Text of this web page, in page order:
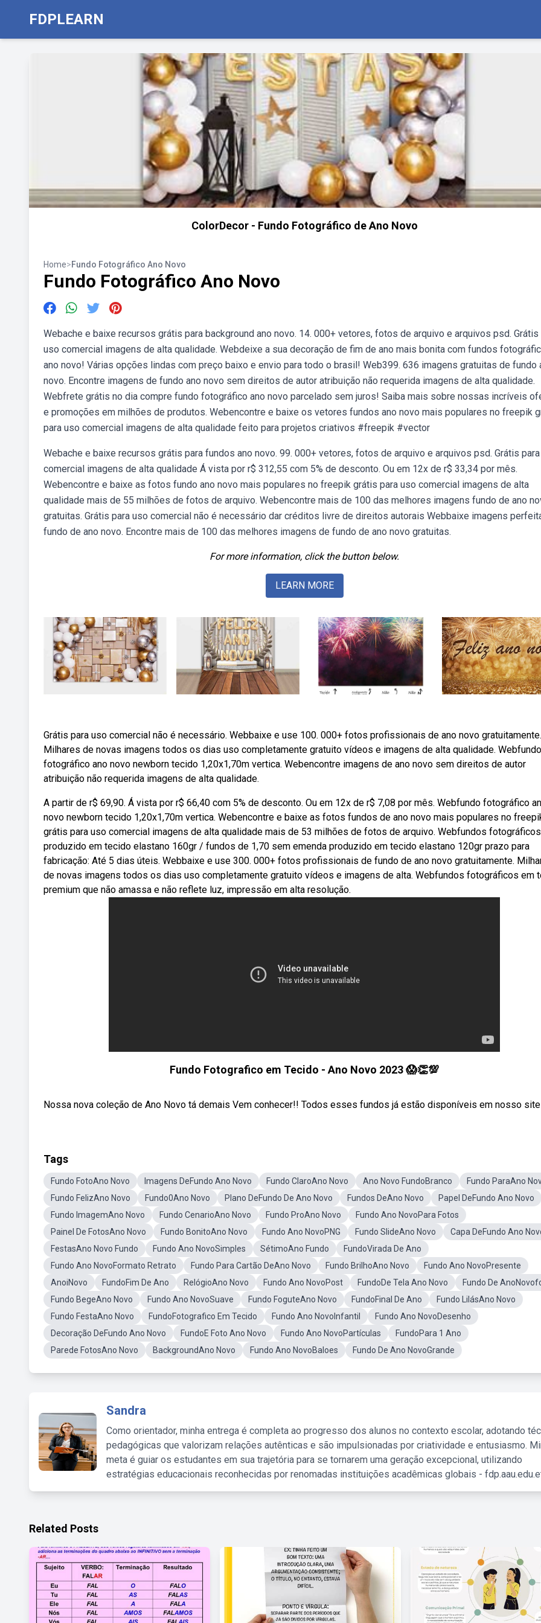
FDPLEARN
ColorDecor - Fundo Fotográfico de Ano Novo
Home>Fundo Fotográfico Ano Novo
Fundo Fotográfico Ano Novo
Webache e baixe recursos grátis para background ano novo. 14. 000+ vetores, fotos de arquivo e arquivos psd. Grátis
uso comercial imagens de alta qualidade. Webdeixe a sua decoração de fim de ano mais bonita com fundos
ano novo! Várias opções lindas com preço baixo e envio para todo o brasil! Web399. 636 imagens gratuitas de fundo
novo. Encontre imagens de fundo ano novo sem direitos de autor atribuição não requerida imagens de alta qualidade.
Webfrete grátis no dia compre fundo fotográfico ano novo parcelado sem juros! Saiba mais sobre nossas incríveis
e promoções em milhões de produtos. Webencontre e baixe os vetores fundos ano novo mais populares no freepik
para uso comercial imagens de alta qualidade feito para projetos criativos #freepik #vector
Webache e baixe recursos grátis para fundos ano novo. 99. 000+ vetores, fotos de arquivo e arquivos psd. Grátis
comercial imagens de alta qualidade Á vista por r$ 312,55 com 5% de desconto. Ou em 12x de r$ 33,34 por mês.
Webencontre e baixe as fotos fundo ano novo mais populares no freepik grátis para uso comercial imagens de alta
qualidade mais de 55 milhões de fotos de arquivo. Webencontre mais de 100 das melhores imagens fundo de ano
gratuitas. Grátis para uso comercial não é necessário dar créditos livre de direitos autorais Webbaixe imagens
fundo de ano novo. Encontre mais de 100 das melhores imagens de fundo de ano novo gratuitas.
For more information, click the button below.
LEARN MORE
Grátis para uso comercial não é necessário. Webbaixe e use 100. 000+ fotos profissionais de ano novo gratuitamente.
Milhares de novas imagens todos os dias uso completamente gratuito vídeos e imagens de alta qualidade. Webfundo
fotográfico ano novo newborn tecido 1,20x1,70m vertica. Webencontre imagens de ano novo sem direitos de autor
atribuição não requerida imagens de alta qualidade.
A partir de r$ 69,90. Á vista por r$ 66,40 com 5% de desconto. Ou em 12x de r$ 7,08 por mês. Webfundo fotográfico
novo newborn tecido 1,20x1,70m vertica. Webencontre e baixe as fotos fundos de ano novo mais populares no
grátis para uso comercial imagens de alta qualidade mais de 53 milhões de fotos de arquivo. Webfundos fotográficos
produzido em tecido elastano 160gr / fundos de 1,70 sem emenda produzido em tecido elastano 120gr prazo para
fabricação: Até 5 dias úteis. Webbaixe e use 300. 000+ fotos profissionais de fundo de ano novo gratuitamente.
de novas imagens todos os dias uso completamente gratuito vídeos e imagens de alta. Webfundos fotográficos em
premium que não amassa e não reflete luz, impressão em alta resolução.
Fundo Fotografico em Tecido - Ano Novo 2023 😱👏💯
Nossa nova coleção de Ano Novo tá demais Vem conhecer!! Todos esses fundos já estão disponíveis em nosso
Tags
Fundo FotoAno Novo Imagens DeFundo Ano Novo Fundo ClaroAno Novo Ano Novo FundoBranco
Fundo ParaAno
Fundo FelizAno Novo
Fundo0Ano Novo Plano DeFundo De Ano Novo Fundos DeAno Novo
Papel DeFundo Ano Novo
Fundo ImagemAno Novo
Fundo CenarioAno Novo Fundo ProAno Novo
Fundo Ano NovoPara Fotos
Painel De FotosAno Novo
Fundo BonitoAno Novo Fundo Ano NovoPNG Fundo SlideAno Novo
Capa DeFundo Ano
FestasAno Novo Fundo
Fundo Ano NovoSimples SétimoAno Fundo
FundoVirada De Ano
Fundo Ano NovoFormato Retrato
Fundo Para Cartão DeAno Novo Fundo BrilhoAno Novo
Fundo Ano NovoPresente
AnoiNovo
FundoFim De Ano RelógioAno Novo Fundo Ano NovoPost FundoDe Tela Ano Novo
Fundo De
Fundo BegeAno Novo
Fundo Ano NovoSuave Fundo FoguteAno Novo FundoFinal De Ano
Fundo LilásAno Novo
Fundo FestaAno Novo
FundoFotografico Em Tecido Fundo Ano NovoInfantil
Fundo Ano NovoDesenho
Decoração DeFundo Ano Novo
FundoE Foto Ano Novo Fundo Ano NovoPartículas
FundoPara 1 Ano
Parede FotosAno Novo
BackgroundAno Novo Fundo Ano NovoBaloes Fundo De Ano NovoGrande
Sandra
Como orientador, minha entrega é completa ao progresso dos alunos no contexto escolar, adotando
pedagógicas que valorizam relações autênticas e são impulsionadas por criatividade e entusiasmo.
meta é guiar os estudantes em sua trajetória para se tornarem uma geração excepcional, utilizando
estratégias educacionais reconhecidas por renomadas instituições acadêmicas globais -
Related Posts